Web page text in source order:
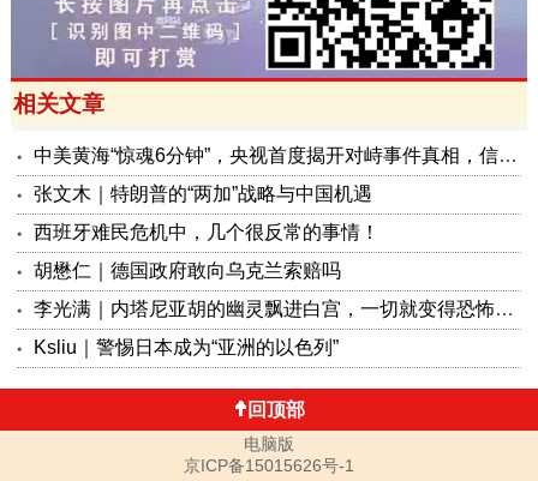
相关文章
中美黄海“惊魂6分钟”，央视首度揭开对峙事件真相，信号极不一般！
张文木｜特朗普的“两加”战略与中国机遇
西班牙难民危机中，几个很反常的事情！
胡懋仁｜德国政府敢向乌克兰索赔吗
李光满｜内塔尼亚胡的幽灵飘进白宫，一切就变得恐怖起来！
Ksliu｜警惕日本成为“亚洲的以色列”
回顶部
电脑版
京ICP备15015626号-1